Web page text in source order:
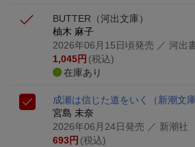
BUTTER （河出文庫）
柚木 麻子
2026年06月15日頃発売 ／ 河出
1,045円 (税込)
在庫あり
成瀬は信じた道をいく
（新潮文庫
宮島 未奈
2026年06月24日発売 ／ 新潮社
693円 (税込)